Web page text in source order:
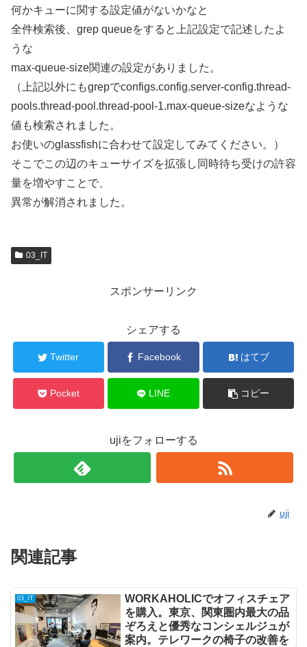
何かキューに関する設定値がないかなと
全件検索後、grep queueをすると上記設定で記述したよ
うな
max-queue-size関連の設定がありました。
（上記以外にもgrepでconfigs.config.server-config.thread-
pools.thread-pool.thread-pool-1.max-queue-sizeなような
値も検索されました。
お使いのglassfishに合わせて設定してみてください。）
そこでこの辺のキューサイズを拡張し同時待ち受けの許容
量を増やすことで、
異常が解消されました。
03_IT
スポンサーリンク
シェアする
Twitter Facebook はてブ
Pocket LINE コピー
ujiをフォローする
uji
関連記事
03_IT
WORKAHOLICでオフィスチェア
を購入。東京、関東圏内最大の品
ぞろえと優秀なコンシェルジュが
案内。テレワークの椅子の改善を